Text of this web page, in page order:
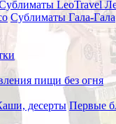
LeoTravel
Сублиматы Гала-Гала
пищи без огня
десерты Первые